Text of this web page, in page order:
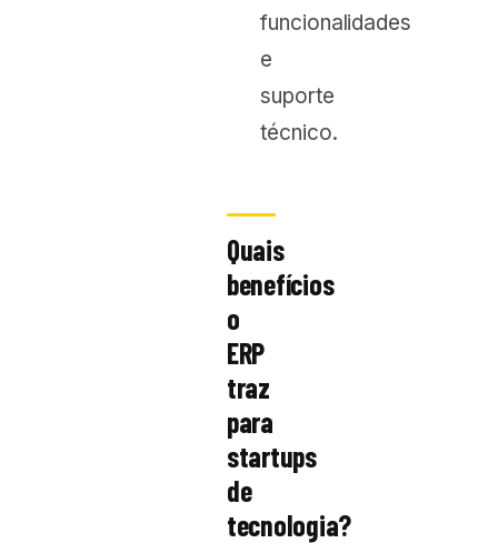
funcionalidades
e
suporte
técnico.
Quais
benefícios
o
ERP
traz
para
startups
de
tecnologia?